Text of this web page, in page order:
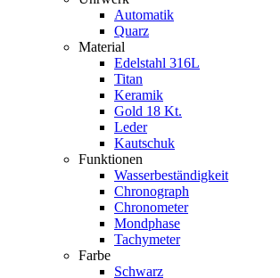
Automatik
Quarz
Material
Edelstahl 316L
Titan
Keramik
Gold 18 Kt.
Leder
Kautschuk
Funktionen
Wasserbeständigkeit
Chronograph
Chronometer
Mondphase
Tachymeter
Farbe
Schwarz